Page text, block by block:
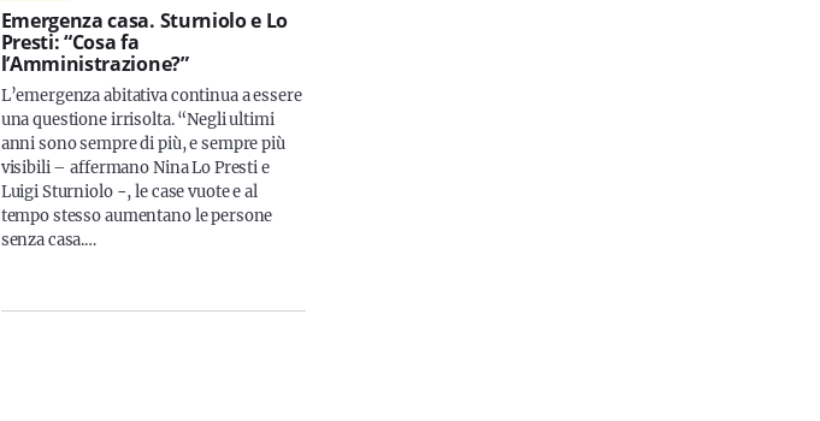
Emergenza casa. Sturniolo e Lo
Presti: “Cosa fa
l’Amministrazione?”
L’emergenza abitativa continua a essere
una questione irrisolta. “Negli ultimi
anni sono sempre di più, e sempre più
visibili – affermano Nina Lo Presti e
Luigi Sturniolo −, le case vuote e al
tempo stesso aumentano le persone
senza casa.…